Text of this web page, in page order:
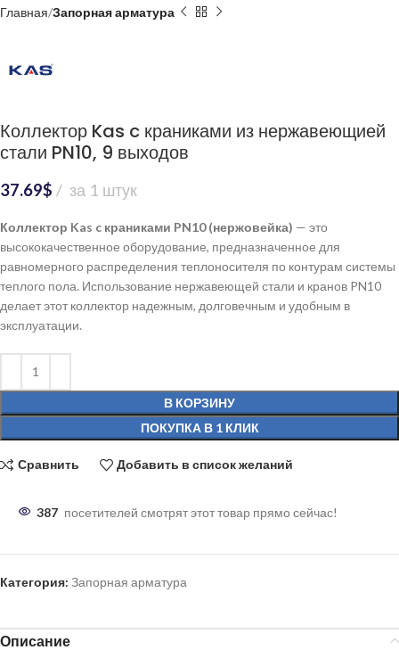
Главная Запорная арматура
Коллектор Kas c краниками из нержавеющией
стали PN10, 9 выходов
37.69$ за 1 штук
Коллектор Kas c краниками PN10 (нержовейка) — это
высококачественное оборудование, предназначенное для
равномерного распределения теплоносителя по контурам системы
теплого пола. Использование нержавеющей стали и кранов PN10
делает этот коллектор надежным, долговечным и удобным в
эксплуатации.
В КОРЗИНУ
ПОКУПКА В 1 КЛИК
Сравнить Добавить в список желаний
387 посетителей смотрят этот товар прямо сейчас!
Категория: Запорная арматура
Описание